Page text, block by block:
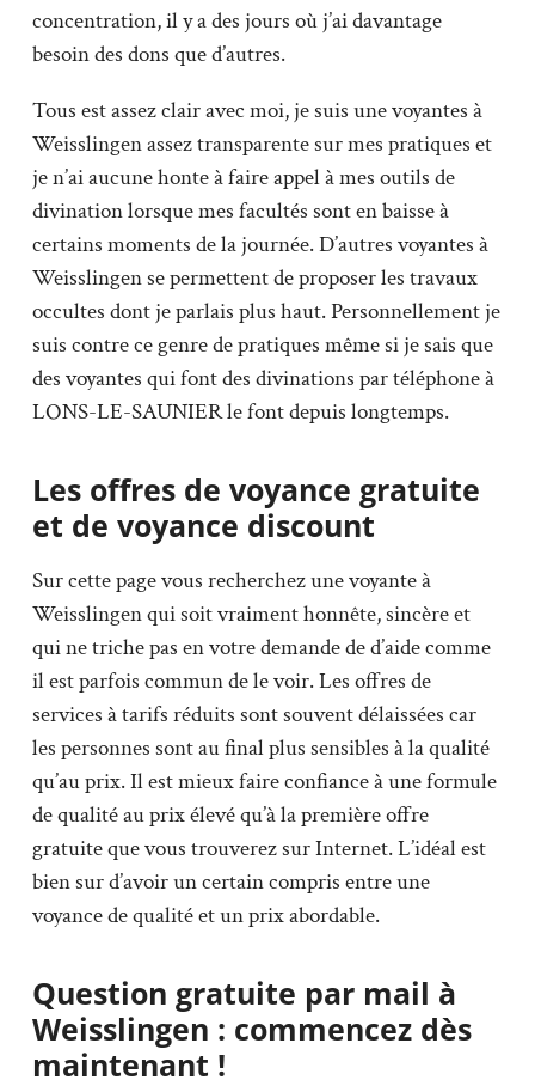
concentration, il y a des jours où j’ai davantage
besoin des dons que d’autres.
Tous est assez clair avec moi, je suis une voyantes à
Weisslingen assez transparente sur mes pratiques et
je n’ai aucune honte à faire appel à mes outils de
divination lorsque mes facultés sont en baisse à
certains moments de la journée. D’autres voyantes à
Weisslingen se permettent de proposer les travaux
occultes dont je parlais plus haut. Personnellement je
suis contre ce genre de pratiques même si je sais que
des voyantes qui font des divinations par téléphone à
LONS-LE-SAUNIER le font depuis longtemps.
Les offres de voyance gratuite
et de voyance discount
Sur cette page vous recherchez une voyante à
Weisslingen qui soit vraiment honnête, sincère et
qui ne triche pas en votre demande de d’aide comme
il est parfois commun de le voir. Les offres de
services à tarifs réduits sont souvent délaissées car
les personnes sont au final plus sensibles à la qualité
qu’au prix. Il est mieux faire confiance à une formule
de qualité au prix élevé qu’à la première offre
gratuite que vous trouverez sur Internet. L’idéal est
bien sur d’avoir un certain compris entre une
voyance de qualité et un prix abordable.
Question gratuite par mail à
Weisslingen : commencez dès
maintenant !